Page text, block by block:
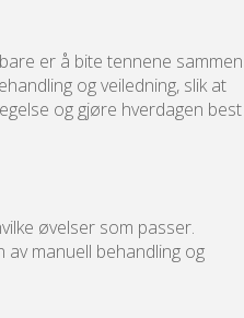
er å bite tennene sammen
og veiledning, slik at
og gjøre hverdagen best
øvelser som passer.
av manuell behandling og